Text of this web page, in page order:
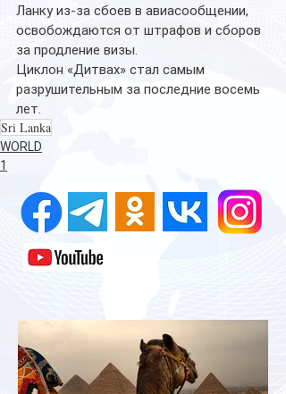
Ланку из-за сбоев в авиасообщении,
освобождаются от штрафов и сборов
за продление визы.
Циклон «Дитвах» стал самым
разрушительным за последние восемь
лет.
Sri Lanka
WORLD
1